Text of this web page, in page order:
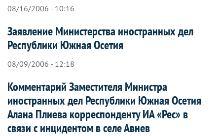
08/16/2006 - 10:16
Заявление Министерства иностранных дел
Республики Южная Осетия
08/09/2006 - 12:18
Комментарий Заместителя Министра
иностранных дел Республики Южная Осетия
Алана Плиева корреспонденту ИА «Рес» в
связи с инцидентом в селе Авнев